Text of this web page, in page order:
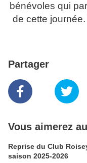
bénévoles qui
de cette
Partager
Vous aimerez
Reprise du Club
saison 2025-2026